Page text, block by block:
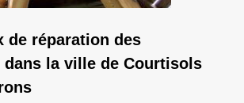
de réparation des
dans la ville de Courtisols